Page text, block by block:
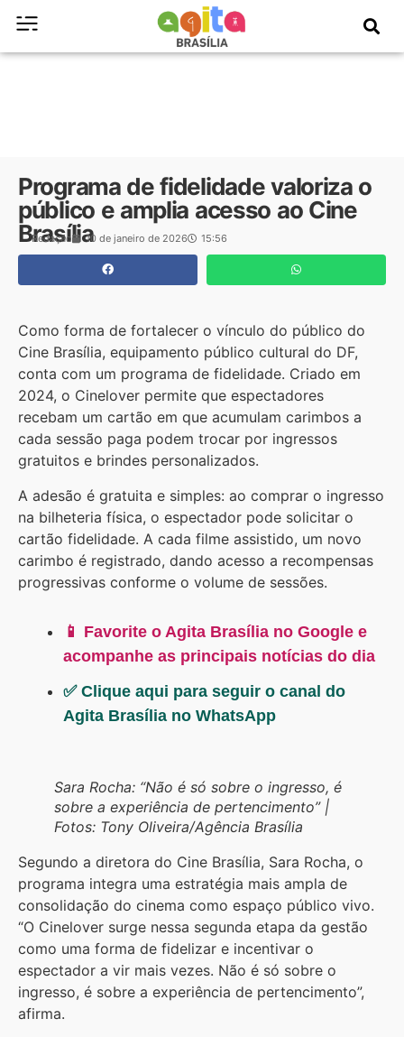
Programa de fidelidade valoriza o
público e amplia acesso ao Cine
Brasília
Redação 10 de janeiro de 2026 15:56
Como forma de fortalecer o vínculo do público do
Cine Brasília, equipamento público cultural do DF,
conta com um programa de fidelidade. Criado em
2024, o Cinelover permite que espectadores
recebam um cartão em que acumulam carimbos a
cada sessão paga podem trocar por ingressos
gratuitos e brindes personalizados.
A adesão é gratuita e simples: ao comprar o ingresso
na bilheteria física, o espectador pode solicitar o
cartão fidelidade. A cada filme assistido, um novo
carimbo é registrado, dando acesso a recompensas
progressivas conforme o volume de sessões.
📱 Favorite o Agita Brasília no Google e
acompanhe as principais notícias do dia
✅ Clique aqui para seguir o canal do
Agita Brasília no WhatsApp
Sara Rocha: “Não é só sobre o ingresso, é
sobre a experiência de pertencimento” |
Fotos: Tony Oliveira/Agência Brasília
Segundo a diretora do Cine Brasília, Sara Rocha, o
programa integra uma estratégia mais ampla de
consolidação do cinema como espaço público vivo.
“O Cinelover surge nessa segunda etapa da gestão
como uma forma de fidelizar e incentivar o
espectador a vir mais vezes. Não é só sobre o
ingresso, é sobre a experiência de pertencimento”,
afirma.